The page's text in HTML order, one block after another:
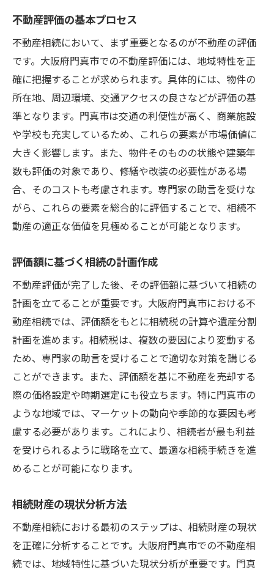
不動産評価の基本プロセス
不動産相続において、まず重要となるのが不動産の評価
です。大阪府門真市での不動産評価には、地域特性を正
確に把握することが求められます。具体的には、物件の
所在地、周辺環境、交通アクセスの良さなどが評価の基
準となります。門真市は交通の利便性が高く、商業施設
や学校も充実しているため、これらの要素が市場価値に
大きく影響します。また、物件そのものの状態や建築年
数も評価の対象であり、修繕や改装の必要性がある場
合、そのコストも考慮されます。専門家の助言を受けな
がら、これらの要素を総合的に評価することで、相続不
動産の適正な価値を見極めることが可能となります。
評価額に基づく相続の計画作成
不動産評価が完了した後、その評価額に基づいて相続の
計画を立てることが重要です。大阪府門真市における不
動産相続では、評価額をもとに相続税の計算や遺産分割
計画を進めます。相続税は、複数の要因により変動する
ため、専門家の助言を受けることで適切な対策を講じる
ことができます。また、評価額を基に不動産を売却する
際の価格設定や時期選定にも役立ちます。特に門真市の
ような地域では、マーケットの動向や季節的な要因も考
慮する必要があります。これにより、相続者が最も利益
を受けられるように戦略を立て、最適な相続手続きを進
めることが可能になります。
相続財産の現状分析方法
不動産相続における最初のステップは、相続財産の現状
を正確に分析することです。大阪府門真市での不動産相
続では、地域特性に基づいた現状分析が重要です。門真